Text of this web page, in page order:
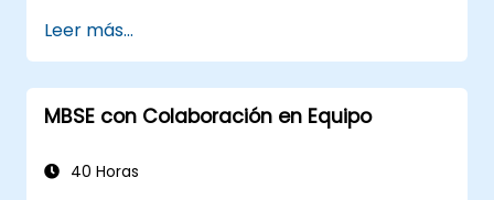
Sistemas Basada en Modelos (MBSE) y
mejores prácticas en MBSE. Esta formación
enseña los conceptos centrales y las
funciones de las reglas de validación,
modelo, y está diseñada para presentar los
Leer más...
MBSE con Colaboración en Equipo
40 Horas